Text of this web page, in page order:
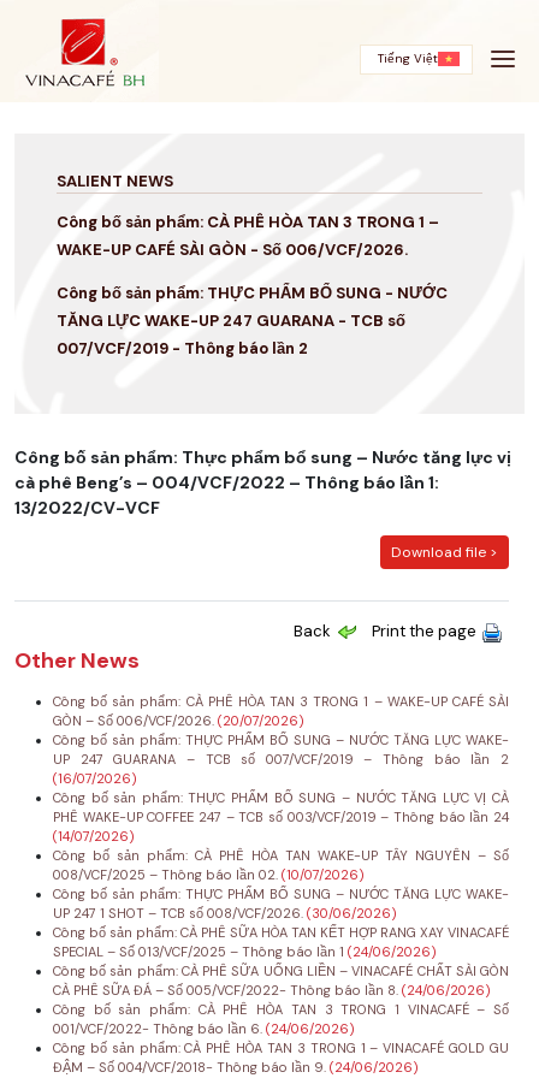
Tiếng Việt
SALIENT NEWS
Công bố sản phẩm: CÀ PHÊ HÒA TAN 3 TRONG 1 –
WAKE-UP CAFÉ SÀI GÒN - Số 006/VCF/2026.
Công bố sản phẩm: THỰC PHẨM BỔ SUNG - NƯỚC
TĂNG LỰC WAKE-UP 247 GUARANA - TCB số
007/VCF/2019 - Thông báo lần 2
Công bố sản phẩm: Thực phẩm bổ sung – Nước tăng lực vị
cà phê Beng’s – 004/VCF/2022 – Thông báo lần 1:
13/2022/CV-VCF
Download file >
Back Print the page
Other News
Công bố sản phẩm: CÀ PHÊ HÒA TAN 3 TRONG 1 – WAKE-UP CAFÉ SÀI
GÒN – Số 006/VCF/2026. (20/07/2026)
Công bố sản phẩm: THỰC PHẨM BỔ SUNG – NƯỚC TĂNG LỰC WAKE-
UP 247 GUARANA – TCB số 007/VCF/2019 – Thông báo lần 2
(16/07/2026)
Công bố sản phẩm: THỰC PHẨM BỔ SUNG – NƯỚC TĂNG LỰC VỊ CÀ
PHÊ WAKE-UP COFFEE 247 – TCB số 003/VCF/2019 – Thông báo lần 24
(14/07/2026)
Công bố sản phẩm: CÀ PHÊ HÒA TAN WAKE-UP TÂY NGUYÊN – Số
008/VCF/2025 – Thông báo lần 02. (10/07/2026)
Công bố sản phẩm: THỰC PHẨM BỔ SUNG – NƯỚC TĂNG LỰC WAKE-
UP 247 1 SHOT – TCB số 008/VCF/2026. (30/06/2026)
Công bố sản phẩm: CÀ PHÊ SỮA HÒA TAN KẾT HỢP RANG XAY VINACAFÉ
SPECIAL – Số 013/VCF/2025 – Thông báo lần 1 (24/06/2026)
Công bố sản phẩm: CÀ PHÊ SỮA UỐNG LIỀN – VINACAFÉ CHẤT SÀI GÒN
CÀ PHÊ SỮA ĐÁ – Số 005/VCF/2022- Thông báo lần 8. (24/06/2026)
Công bố sản phẩm: CÀ PHÊ HÒA TAN 3 TRONG 1 VINACAFÉ – Số
001/VCF/2022- Thông báo lần 6. (24/06/2026)
Công bố sản phẩm: CÀ PHÊ HÒA TAN 3 TRONG 1 – VINACAFÉ GOLD GU
ĐẬM – Số 004/VCF/2018- Thông báo lần 9. (24/06/2026)